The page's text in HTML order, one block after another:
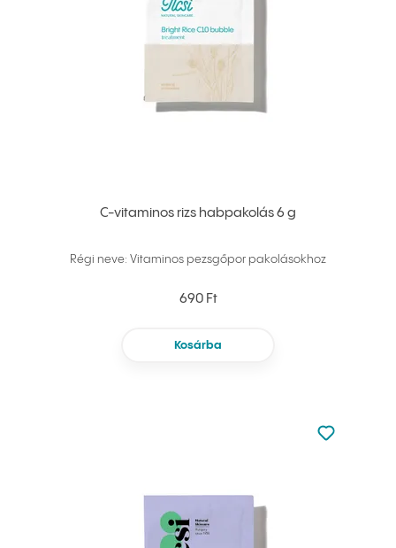
C-vitaminos rizs habpakolás 6 g
Régi neve: Vitaminos pezsgőpor pakolásokhoz
690 Ft
Kosárba
Nincsen
Hozzáadás